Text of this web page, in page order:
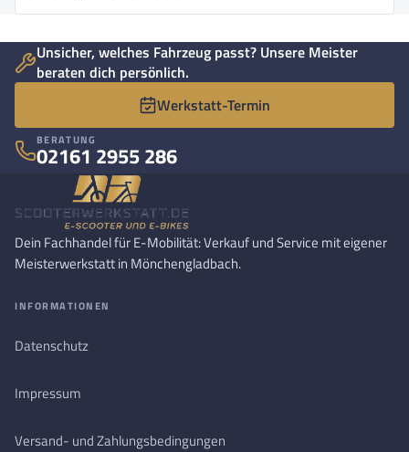
Unsicher, welches Fahrzeug passt? Unsere Meister
beraten dich persönlich.
Werkstatt-Termin
BERATUNG
02161 2955 286
Dein Fachhandel für E-Mobilität: Verkauf und Service mit eigener
Meisterwerkstatt in Mönchengladbach.
INFORMATIONEN
Datenschutz
Impressum
Versand- und Zahlungsbedingungen